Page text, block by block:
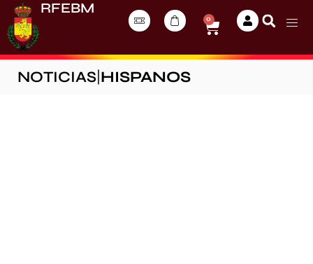
RFEBM
0
NOTICIAS HISPANOS